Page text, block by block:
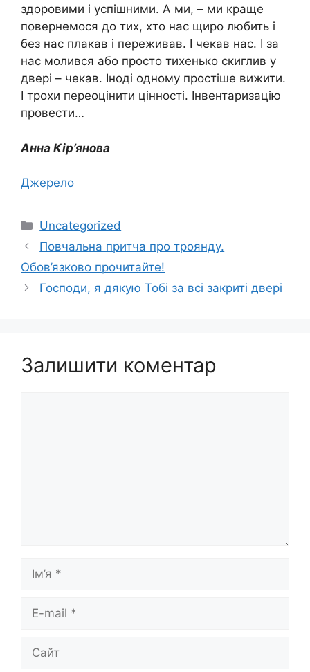
здоровими і успішними. А ми, – ми краще
повернемося до тих, хто нас щиро любить і
без нас плакав і переживав. І чекав нас. І за
нас молився або просто тихенько скиглив у
двері – чекав. Іноді одному простіше вижити.
І трохи переоцінити цінності. Інвентаризацію
провести…
Анна Кір’янова
Джерело
Категорії
Uncategorized
Повчальна притча про троянду.
Обов’язково прочитайте!
Господи, я дякую Тобі за всі закриті двері
Залишити коментар
Ім’я
Сайт